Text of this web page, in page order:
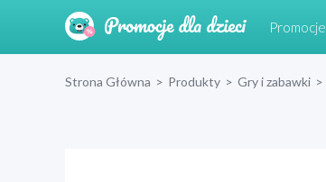
Promocje
Strona Główna > Produkty > Gry i zabawki >